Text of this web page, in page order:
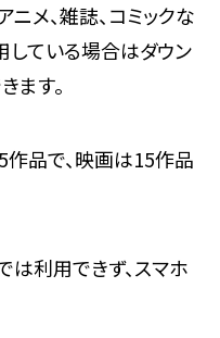
メ、雑誌、コミックな
している場合はダウン
ます。
品で、映画は15作品
は利用できず、スマホ